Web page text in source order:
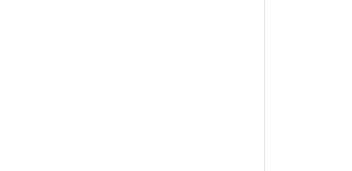
。